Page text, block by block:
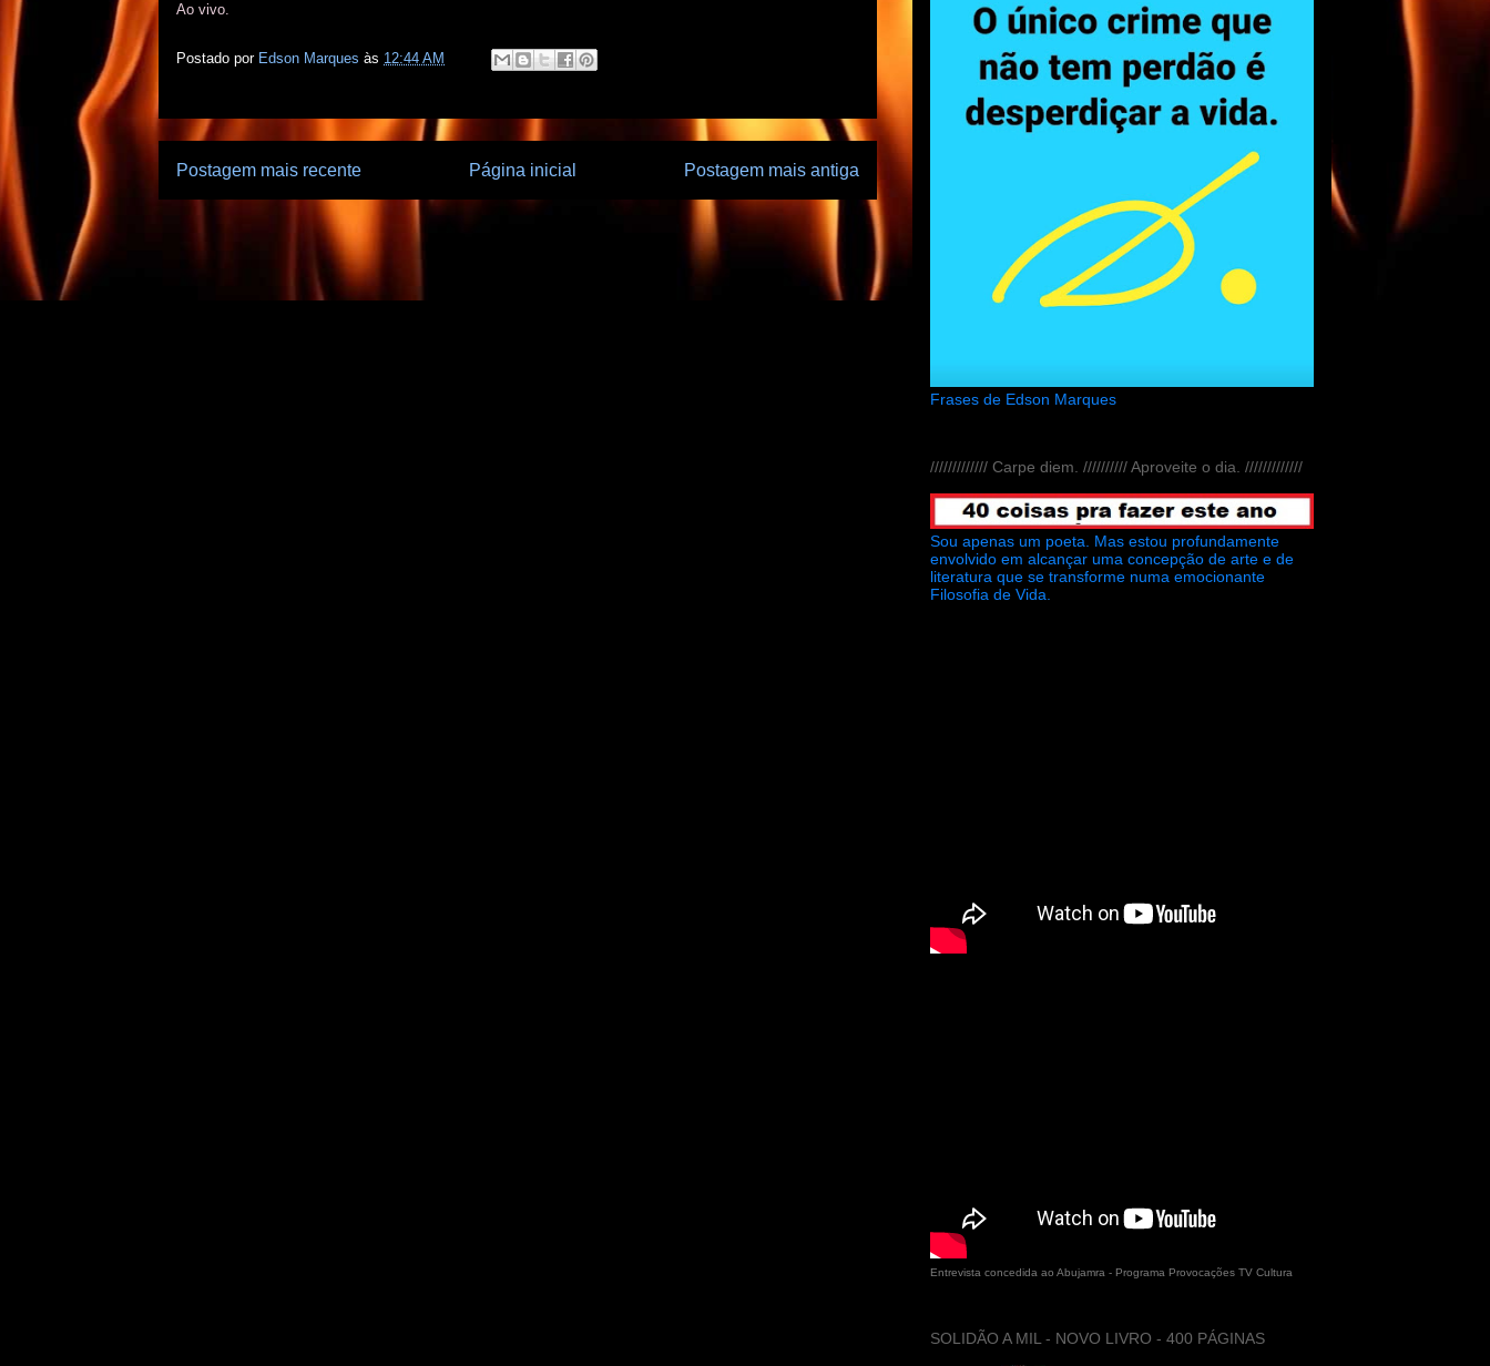
Ao vivo.
Postado por Edson Marques às 12:44 AM
Postagem mais recente Postagem mais antiga
Página inicial
Frases de Edson Marques
///////////// Carpe diem. ////////// Aproveite o dia. /////////////
Sou apenas um poeta. Mas estou profundamente
envolvido em alcançar uma concepção de arte e de
literatura que se transforme numa emocionante
Filosofia de Vida.
Entrevista concedida ao Abujamra - Programa Provocações TV Cultura
SOLIDÃO A MIL - NOVO LIVRO - 400 PÁGINAS